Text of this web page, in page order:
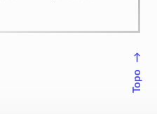
↑
Topo